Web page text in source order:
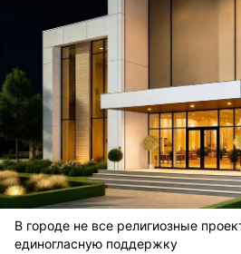
В городе не все религиозные
единогласную поддержку